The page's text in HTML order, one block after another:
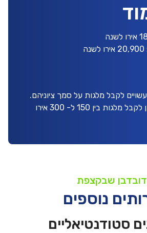
לקבל מלגות על סמך ציוניהם.
כתלות בממוצע, ניתן לקבל מלגות בין 150 ל- 300 אירו
שבקצפת
נוספים
סטודנטיאליים